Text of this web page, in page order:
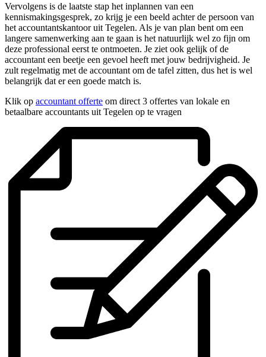
Vervolgens is de laatste stap het inplannen van een
kennismakingsgesprek, zo krijg je een beeld achter de persoon van
het accountantskantoor uit Tegelen. Als je van plan bent om een
langere samenwerking aan te gaan is het natuurlijk wel zo fijn om
deze professional eerst te ontmoeten. Je ziet ook gelijk of de
accountant een beetje een gevoel heeft met jouw bedrijvigheid. Je
zult regelmatig met de accountant om de tafel zitten, dus het is wel
belangrijk dat er een goede match is.
Klik op accountant offerte om direct 3 offertes van lokale en
betaalbare accountants uit Tegelen op te vragen